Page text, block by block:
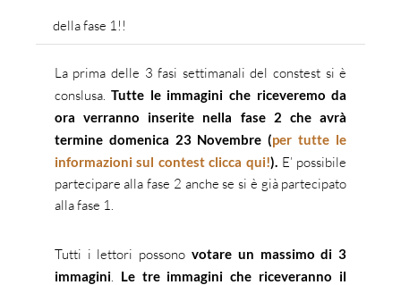
della fase 1!!
La prima delle 3 fasi settimanali del constest si è
conslusa. Tutte le immagini che riceveremo da
ora verranno inserite nella fase 2 che avrà
termine domenica 23 Novembre (per tutte le
informazioni sul contest clicca qui!). E’ possibile
partecipare alla fase 2 anche se si è già partecipato
alla fase 1.
Tutti i lettori possono votare un massimo di 3
immagini. Le tre immagini che riceveranno il